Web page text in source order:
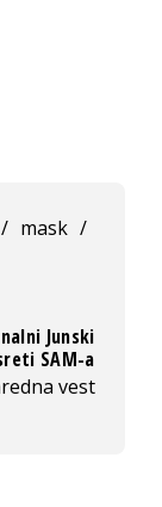
/ mask /
Junski
SAM-a
vest